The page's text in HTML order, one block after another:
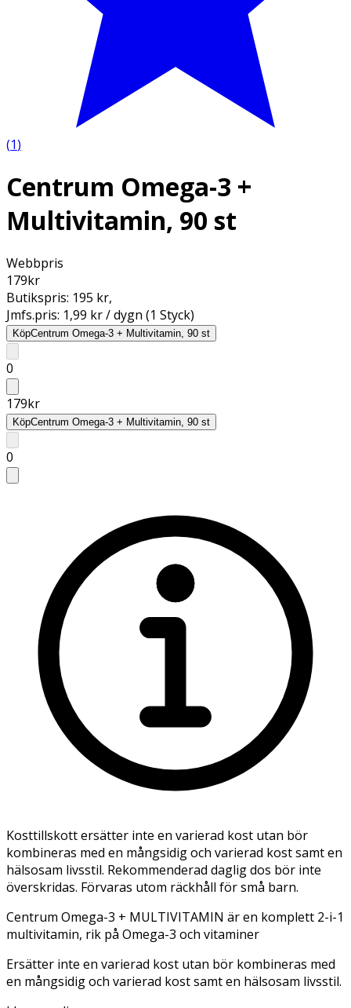
(1)
Centrum Omega-3 +
Multivitamin, 90 st
Webbpris
179kr
Butikspris: 195 kr,
Jmfs.pris: 1,99 kr / dygn (1 Styck)
KöpCentrum Omega-3 + Multivitamin, 90 st
0
179kr
KöpCentrum Omega-3 + Multivitamin, 90 st
0
Kosttillskott ersätter inte en varierad kost utan bör
kombineras med en mångsidig och varierad kost samt en
hälsosam livsstil. Rekommenderad daglig dos bör inte
överskridas. Förvaras utom räckhåll för små barn.
Centrum Omega-3 + MULTIVITAMIN är en komplett 2-i-1
multivitamin, rik på Omega-3 och vitaminer
Ersätter inte en varierad kost utan bör kombineras med
en mångsidig och varierad kost samt en hälsosam livsstil.